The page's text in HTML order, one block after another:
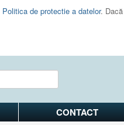
Politica de protectie a datelor.
CONTACT